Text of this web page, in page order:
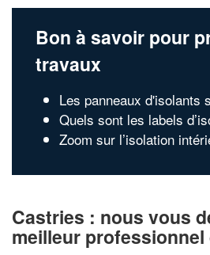
Bon à savoir pour
travaux
Les panneaux d'isolants
Quels sont les labels
Zoom sur l’isolation
Castries : nous vous
meilleur